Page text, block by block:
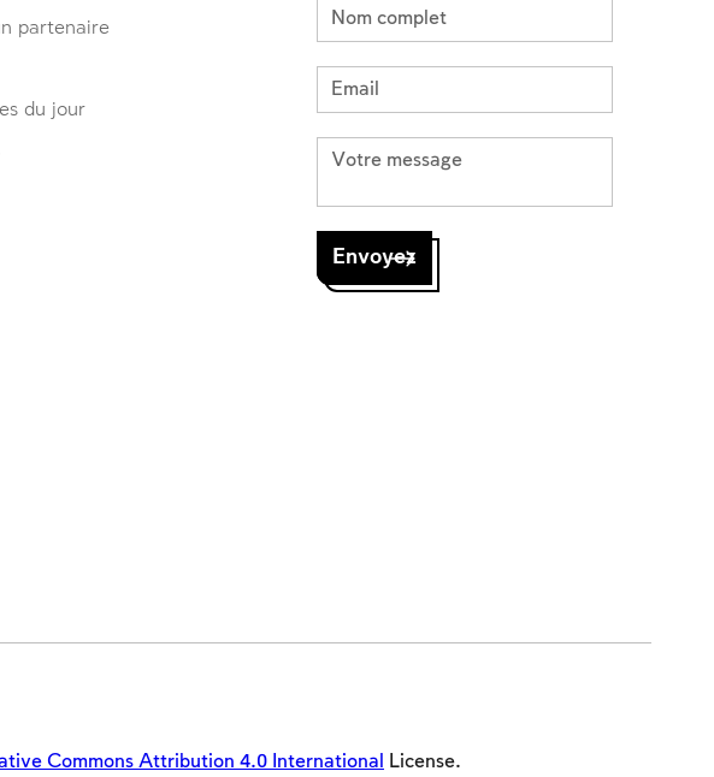
partenaire
du jour
Commons Attribution 4.0 International License.